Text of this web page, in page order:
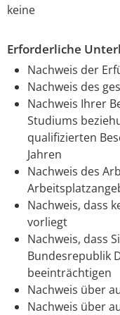
keine
Erforderliche
Nachweis der
Nachweis des
Nachweis Ihrer
Studiums
qualifizierten
Jahren
Nachweis des
Nachweis, dass
vorliegt
Nachweis, dass
Bundesrepublik
beeinträchtigen
Nachweis über
Nachweis über